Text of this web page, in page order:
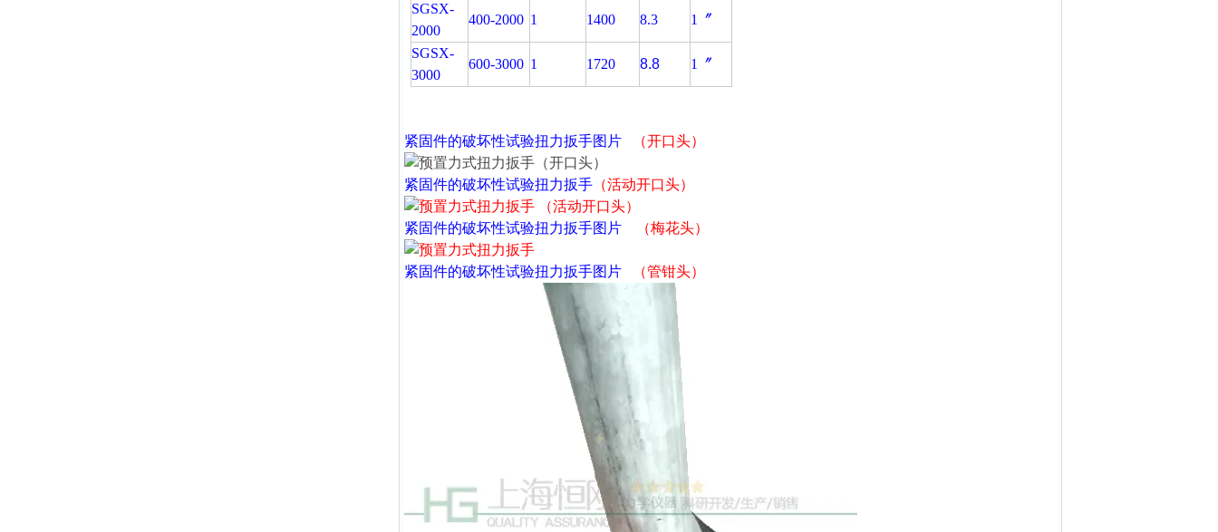
SGSX-
2000
400-2000 1 1400 8.3 1〞
SGSX-
3000
600-3000 1 1720 8.8 1〞
紧固件的破坏性试验扭力扳手图片 （开口头）
紧固件的破坏性试验扭力扳手 （活动开口头）
紧固件的破坏性试验扭力扳手图片 （梅花头）
紧固件的破坏性试验扭力扳手图片 （管钳头）